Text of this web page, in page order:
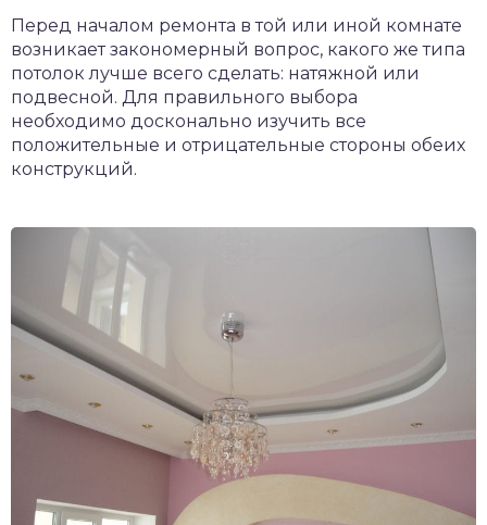
Перед началом ремонта в той или иной комнате
возникает закономерный вопрос, какого же типа
потолок лучше всего сделать: натяжной или
подвесной. Для правильного выбора
необходимо досконально изучить все
положительные и отрицательные стороны обеих
конструкций.